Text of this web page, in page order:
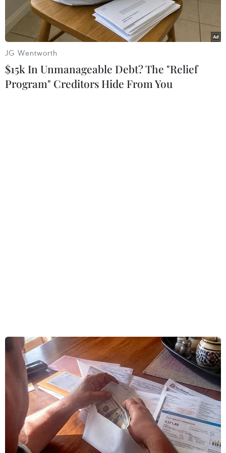
hút rất nhiều thực khách Hàn Quốc.
Tốt nghiệp thạc sỹ chuyên ngành quản trị kinh
doanh tại Đại học Koomin, anh Đoàn Ngọc
Quang quyết định ở lại Seoul “ôm mộng” mở
chuỗi nhà hàng mang thương hiệu “Alaghi” với
mong muốn góp phần quảng bá văn hóa ẩm
thực truyền thống của Việt Nam với bạn bè Hàn
Quốc.
JG Wentworth
$15k In Unmanageable Debt? The "Relief
Program" Creditors Hide From You